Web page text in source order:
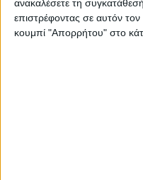
ανακαλέσετε τη
επιστρέφοντας σε αυτόν τον
κουμπί "Απορρήτου" στο
Οι πρωτεΐνες, όσον